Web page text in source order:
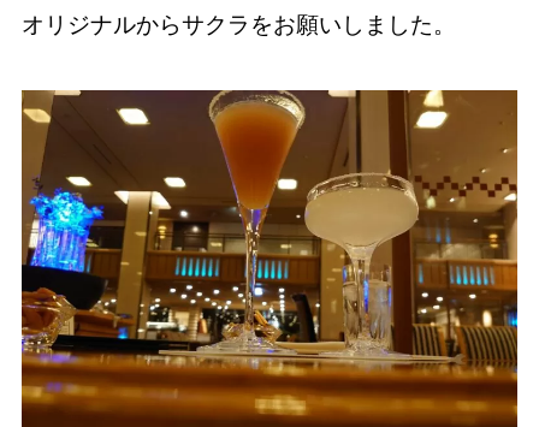
オリジナルからサクラをお願いしました。